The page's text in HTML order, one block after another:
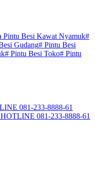
Pintu Besi Kawat Nyamuk#
Gudang# Pintu Besi
# Pintu Besi Toko# Pintu
081-233-8888-61
081-233-8888-61